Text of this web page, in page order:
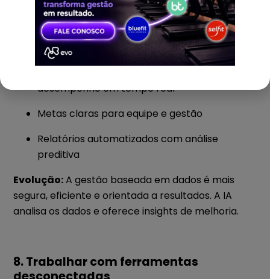
um risco. Os números são o novo idioma da
gestão.
O que mudou:
desempenho em tempo real
Metas claras para equipe e gestão
Relatórios automatizados com análise
preditiva
Evolução:A gestão baseada em dados é mais
segura, eficiente e orientada a resultados. A IA
analisa os dados e oferece insights de melhoria.
8. Trabalhar com ferramentas